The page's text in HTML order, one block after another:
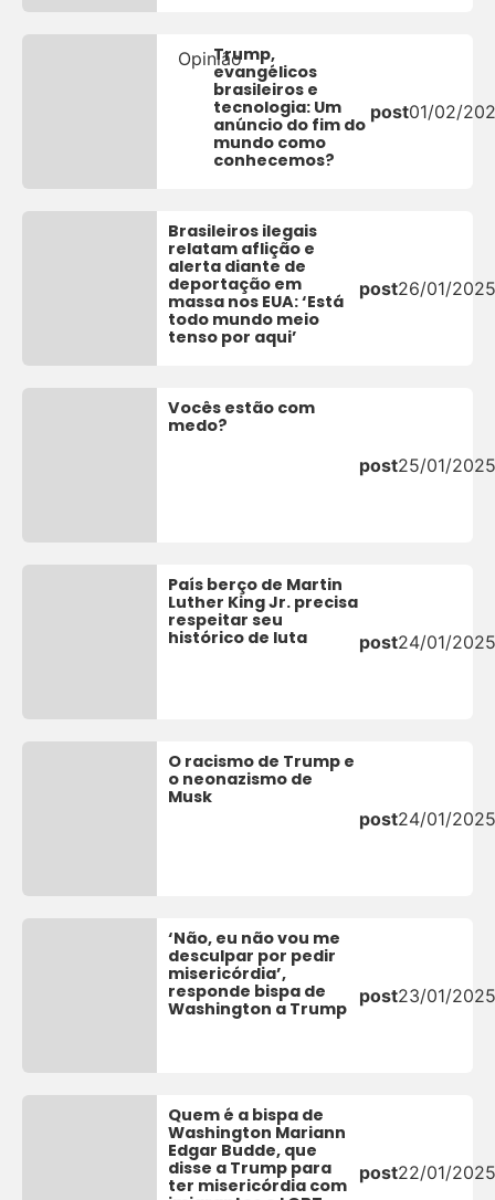
OpiniãoTrump,
evangélicos
brasileiros e
tecnologia: Um
anúncio do fim do
mundo como
conhecemos?
post01/02/
Brasileiros ilegais
relatam aflição e
alerta diante de
deportação em
massa nos EUA: ‘Está
todo mundo meio
tenso por aqui’
post26/01/
Vocês estão com
medo?
post25/01/
País berço de Martin
Luther King Jr. precisa
respeitar seu
histórico de luta
post24/01/
O racismo de Trump e
o neonazismo de
Musk
post24/01/
‘Não, eu não vou me
desculpar por pedir
misericórdia’,
responde bispa de
Washington a Trump
post23/01/
Quem é a bispa de
Washington Mariann
Edgar Budde, que
disse a Trump para
ter misericórdia com
post22/01/